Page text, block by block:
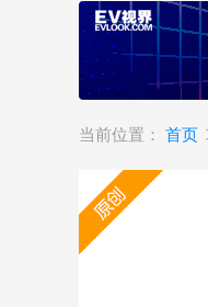
当前位置： 首页